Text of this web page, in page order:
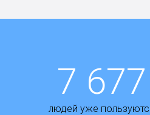
7
людей уже